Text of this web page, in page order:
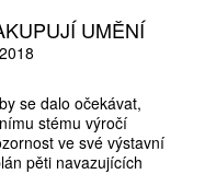
UMĚNÍ
se dalo očekávat,
stému výročí
ve své výstavní
pěti navazujících